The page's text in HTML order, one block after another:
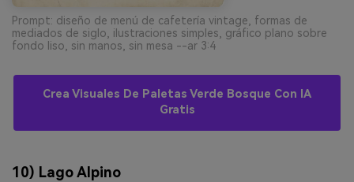
Prompt: diseño de menú de cafetería vintage, formas de
mediados de siglo, ilustraciones simples, gráfico plano sobre
fondo liso, sin manos, sin mesa --ar 3:4
Crea Visuales De Paletas Verde Bosque Con IA
Gratis
10) Lago Alpino